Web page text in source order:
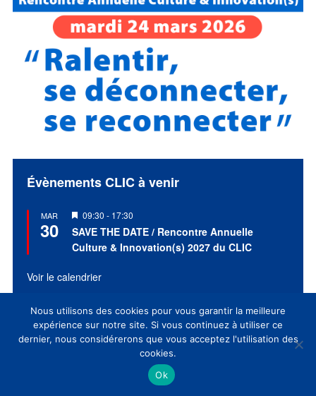
Évènements CLIC à venir
MAR
30
Mis
en
avant
09:30 - 17:30
SAVE THE DATE / Rencontre Annuelle
Culture & Innovation(s) 2027 du CLIC
Voir le calendrier
EVENT CLIC
Nous utilisons des cookies pour vous garantir la meilleure
expérience sur notre site. Si vous continuez à utiliser ce
dernier, nous considérerons que vous acceptez l'utilisation des
cookies.
Ok